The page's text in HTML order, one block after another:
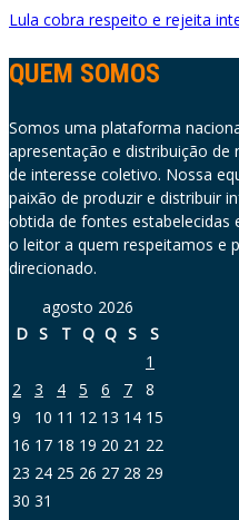
Lula cobra respeito e rejeita
QUEM SOMOS
Somos uma plataforma
apresentação e distribuição de
de interesse coletivo. Nossa
paixão de produzir e distribuir
obtida de fontes estabelecidas
o leitor a quem respeitamos e
direcionado.
agosto 2026
D S T Q Q S
S
1
2
3 4 5 6 7
8
9
10 11 12 13 14 15
16 17 18 19 20 21 22
23 24 25 26 27 28 29
30 31